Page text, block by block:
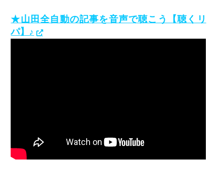
★山田全自動の記事を音声で聴こう【聴くリ
パ】♪